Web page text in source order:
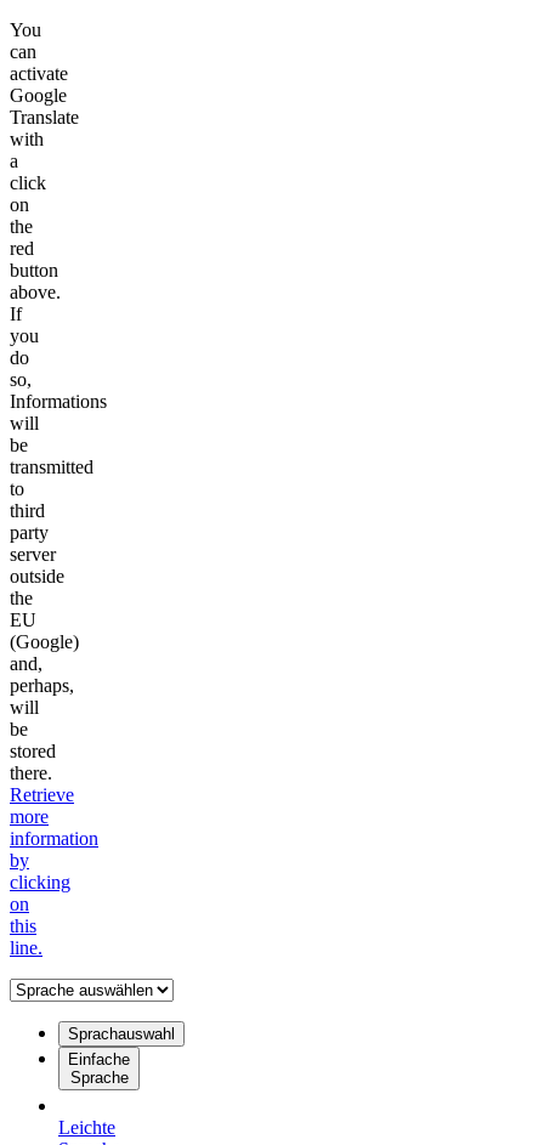
You
can
activate
Google
Translate
with
a
click
on
the
red
button
above.
If
you
do
so,
Informations
will
be
transmitted
to
third
party
server
outside
the
EU
(Google)
and,
perhaps,
will
be
stored
there.
Retrieve
more
information
by
clicking
on
this
line.
Sprachauswahl
Einfache
Sprache
Leichte